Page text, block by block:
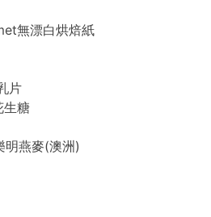
無漂白烘焙紙
片
生糖
明燕麥(澳洲)